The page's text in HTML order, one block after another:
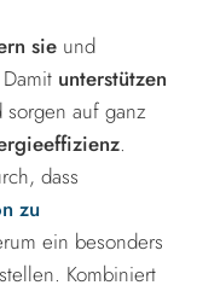
sie und
unterstützen
sorgen auf ganz
.
dass
zu
ein besonders
Kombiniert